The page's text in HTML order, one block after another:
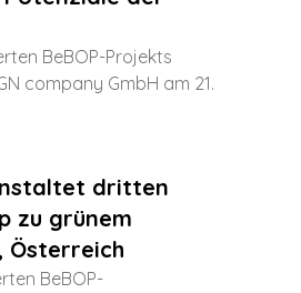
BeBOP-Projekts
company GmbH am 21.
dritten
zu grünem
Österreich
BeBOP-